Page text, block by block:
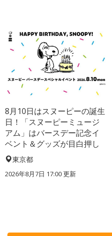
8月10日はスヌーピーの誕生
日！「スヌーピーミュージ
アム」はバースデー記念イ
ベント＆グッズが目白押し
東京都
2026年8月7日 17:00更新